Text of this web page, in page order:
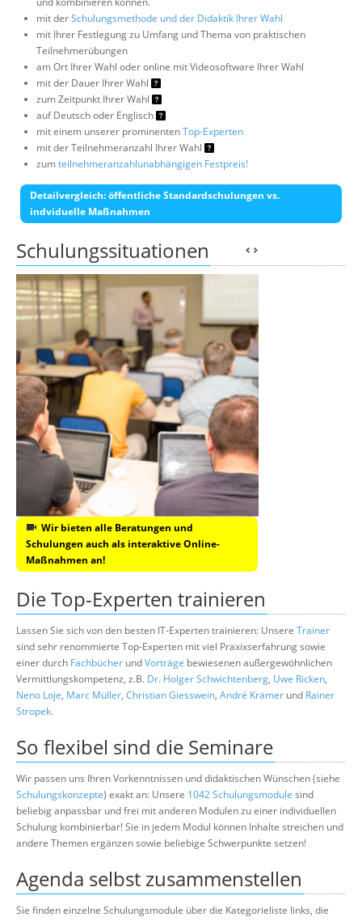
mit derSchulungsmethode und der Didaktik Ihrer Wahl
mit Ihrer Festlegung zu Umfang und Thema von praktischen
Teilnehmerübungen
am Ort Ihrer Wahl oder online mit Videosoftware Ihrer Wahl
mit der Dauer Ihrer Wahl
zum Zeitpunkt Ihrer Wahl
auf Deutsch oder Englisch
mit einem unserer prominentenTop-Experten
mit der Teilnehmeranzahl Ihrer Wahl
zumteilnehmeranzahlunabhängigen Festpreis!
Detailvergleich: öffentliche Standardschulungen vs.
indviduelle Maßnahmen
Schulungssituationen
Wir bieten alle Beratungen und
Schulungen auch als interaktive Online-
Maßnahmen an!
Die Top-Experten trainieren
Lassen Sie sich von den besten IT-Experten trainieren: Unsere Trainer
sind sehr renommierte Top-Experten mit viel Praxixserfahrung sowie
einer durch Fachbücher undVorträge bewiesenen außergewöhnlichen
Vermittlungskompetenz, z.B. Dr. Holger Schwichtenberg, Uwe Ricken,
Neno Loje, Marc Müller, Christian Giesswein, André Krämer und Rainer
Stropek.
So flexibel sind die Seminare
Wir passen uns Ihren Vorkenntnissen und didaktischen Wünschen (siehe
Schulungskonzepte) exakt an: Unsere 1042 Schulungsmodule sind
beliebig anpassbar und frei mit anderen Modulen zu einer individuellen
Schulung kombinierbar! Sie in jedem Modul können Inhalte streichen und
andere Themen ergänzen sowie beliebige Schwerpunkte setzen!
Agenda selbst zusammenstellen
Sie finden einzelne Schulungsmodule über die Kategorieliste links, die